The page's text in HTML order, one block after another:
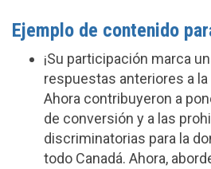
Ejemplo de contenido
¡Su participación marca
respuestas anteriores a
Ahora contribuyeron a
de conversión y a las
discriminatorias para la
todo Canadá. Ahora,